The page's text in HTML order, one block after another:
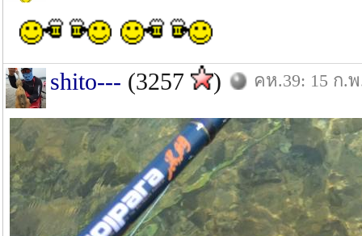
shito--- (3257 ) คห.39: 15 ก.